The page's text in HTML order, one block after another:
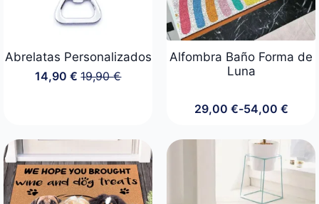
Abrelatas Personalizados
19,90€
El
19,90 €.
14,90 € El
14,90 €.
Alfombra Baño Forma de
Luna
29,00 €-54,00 €
Rango
precios:
desde
29,00 €
hasta
54,00 €